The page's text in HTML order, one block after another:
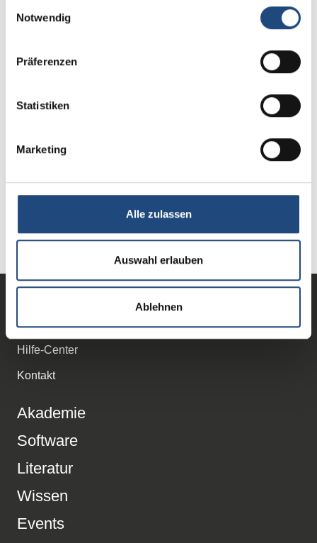
Notwendig
Präferenzen
Statistiken
Marketing
Alle zulassen
Auswahl erlauben
Ablehnen
Produktnummer:
Hilfe-Center
Kontakt
Akademie
Software
Literatur
Wissen
Events